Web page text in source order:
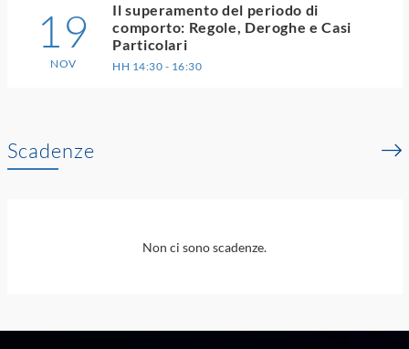
19
NOV
Il superamento del periodo di
comporto: Regole, Deroghe e Casi
Particolari
HH 14:30 - 16:30
Scadenze
Non ci sono scadenze.